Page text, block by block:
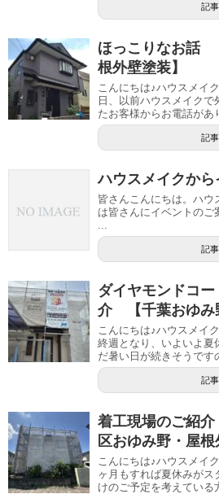
記
ほっこりなお話
根外壁塗装】
こんにちは♪ハウスメイ
日、以前ハウスメイク
たお客様からお電話があ
記
ハウスメイクか
皆さんこんにちは。ハウ
は皆さんにイベントのご
記
ダイヤモンドコ
介 【千葉おゆみ
こんにちは♪ハウスメイ
終週となり、いよいよ夏
だ暑い日が続きそうです
記
着工現場のご紹
区おゆみ野・屋根
こんにちは♪ハウスメイ
ヶ月もすれば夏休みがス
けのご予定を考えている